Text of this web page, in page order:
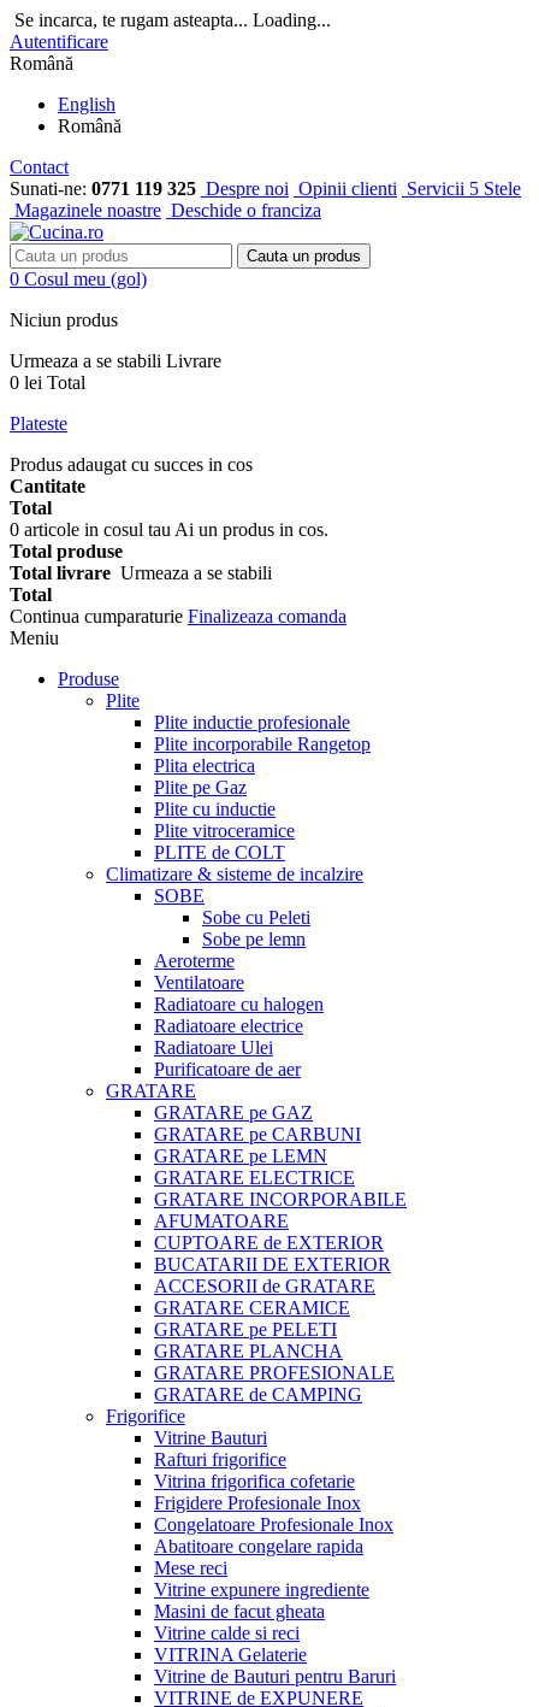
Se incarca, te rugam asteapta... Loading...
Autentificare
Română
English
Română
Contact
Sunati-ne: 0771 119 325 Despre noi Opinii clienti Servicii 5 Stele
Magazinele noastre Deschide o franciza
Cauta un produs
0 Cosul meu (gol)
Niciun produs
Urmeaza a se stabili Livrare
0 lei Total
Plateste
Produs adaugat cu succes in cos
Cantitate
Total
0 articole in cosul tau Ai un produs in cos.
Total produse
Total livrare Urmeaza a se stabili
Total
Continua cumparaturie Finalizeaza comanda
Meniu
Produse
Plite
Plite inductie profesionale
Plite incorporabile Rangetop
Plita electrica
Plite pe Gaz
Plite cu inductie
Plite vitroceramice
PLITE de COLT
Climatizare & sisteme de incalzire
SOBE
Sobe cu Peleti
Sobe pe lemn
Aeroterme
Ventilatoare
Radiatoare cu halogen
Radiatoare electrice
Radiatoare Ulei
Purificatoare de aer
GRATARE
GRATARE pe GAZ
GRATARE pe CARBUNI
GRATARE pe LEMN
GRATARE ELECTRICE
GRATARE INCORPORABILE
AFUMATOARE
CUPTOARE de EXTERIOR
BUCATARII DE EXTERIOR
ACCESORII de GRATARE
GRATARE CERAMICE
GRATARE pe PELETI
GRATARE PLANCHA
GRATARE PROFESIONALE
GRATARE de CAMPING
Frigorifice
Vitrine Bauturi
Rafturi frigorifice
Vitrina frigorifica cofetarie
Frigidere Profesionale Inox
Congelatoare Profesionale Inox
Abatitoare congelare rapida
Mese reci
Vitrine expunere ingrediente
Masini de facut gheata
Vitrine calde si reci
VITRINA Gelaterie
Vitrine de Bauturi pentru Baruri
VITRINE de EXPUNERE